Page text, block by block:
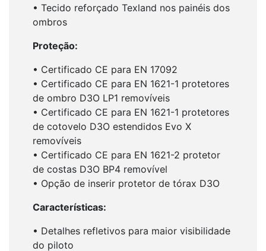
• Tecido reforçado Texland nos painéis dos
ombros
Proteção:
• Certificado CE para EN 17092
• Certificado CE para EN 1621-1 protetores
de ombro D3O LP1 removíveis
• Certificado CE para EN 1621-1 protetores
de cotovelo D3O estendidos Evo X
removíveis
• Certificado CE para EN 1621-2 protetor
de costas D3O BP4 removível
• Opção de inserir protetor de tórax D3O
Características:
• Detalhes refletivos para maior visibilidade
do piloto